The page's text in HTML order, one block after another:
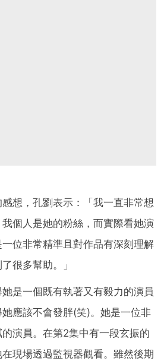
想，孔劉表示：「我一直非常想
個人是她的粉絲，而實際看她演
位非常精準且對作品有深刻理解
很多幫助。」
是一個既有執著又有毅力的演員
應該不會發胖(笑)。她是一位非
演員。在第2集中有一段玄振的
現場透過監視器觀看。雖然後期